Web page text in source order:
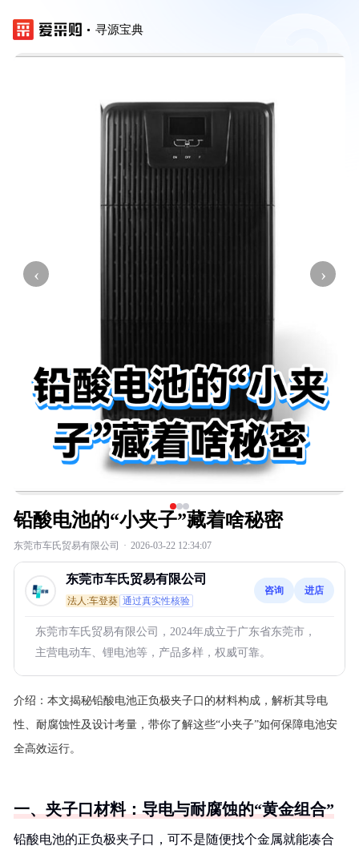
寻源宝典
‹ ›
铅酸电池的“小夹子”藏着啥秘密
东莞市车氏贸易有限公司 · 2026-03-22 12:34:07
东莞市车氏贸易有限公司
法人:车登葵 通过真实性核验
咨询 进店
东莞市车氏贸易有限公司，2024年成立于广东省东莞市，
主营电动车、锂电池等，产品多样，权威可靠。
介绍： 本文揭秘铅酸电池正负极夹子口的材料构成，解析其导电
性、耐腐蚀性及设计考量，带你了解这些“小夹子”如何保障电池安
全高效运行。
一、夹子口材料：导电与耐腐蚀的“黄金组合”
铅酸电池的正负极夹子口，可不是随便找个金属就能凑合